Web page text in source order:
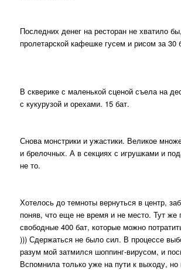
Последних денег на ресторан не хватило
пролетарской кафешке гусем и рисом за 30
В скверике с маленькой сценой съела на
с кукурузой и орехами. 15 бат.
Снова монстрики и ужастики. Великое
и брелочных. А в секциях с игрушками и
не то.
Хотелось до темноты вернуться в центр,
поняв, что еще не время и не место. Тут же
свободные 400 бат, которые можно
))) Сдержаться не было сил. В процессе
разум мой затмился шоппинг-вирусом, и
Вспомнила только уже на пути к выходу,